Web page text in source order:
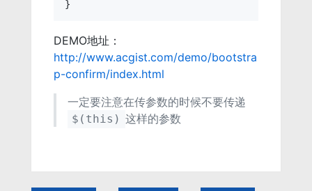
DEMO地址：
http://www.acgist.com/demo/bootstra
p-confirm/index.html
一定要注意在传参数的时候不要传递
$(this) 这样的参数